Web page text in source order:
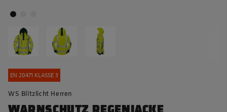
EN 20471 KLASSE 3
WS Blitzlicht Herren